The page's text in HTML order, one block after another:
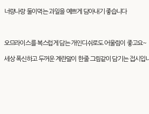
너랑나랑 둘이먹는 과일을 예쁘게 담아내기 좋습니다
오므라이스를 복스럽게 담는 개인디쉬로도 어울림이 좋고요~
세상 폭신하고 두꺼운 계란말이 한줄 그림같이 담기는 접시입